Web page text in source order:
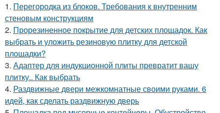
1. Перегородка из блоков. Требования к внутренним
стеновым конструкциям
2. Прорезиненное покрытие для детских площадок. Как
выбрать и уложить резиновую плитку для детской
площадки?
3. Адаптер для индукционной плиты превратит вашу
плитку.. Как выбрать
4. Раздвижные двери межкомнатные своими руками. 6
идей, как сделать раздвижную дверь